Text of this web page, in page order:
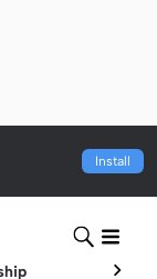
Install